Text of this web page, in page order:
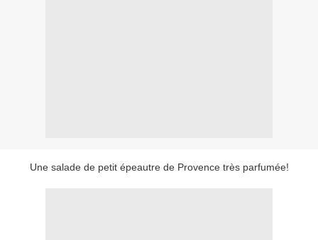
Une salade de petit épeautre de Provence très parfumée!